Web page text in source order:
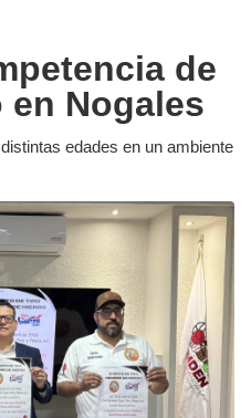
de
Nogales
edades en un ambiente